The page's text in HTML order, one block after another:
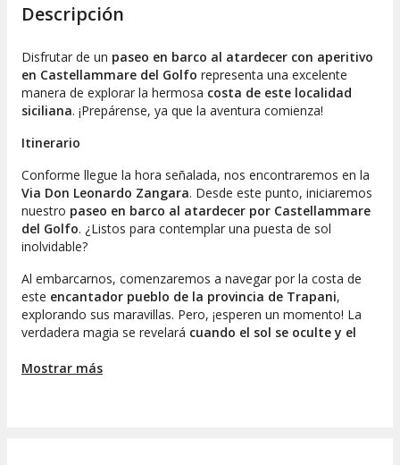
Descripción
Disfrutar de un paseo en barco al atardecer con aperitivo
en Castellammare del Golfo representa una excelente
manera de explorar la hermosa costa de este localidad
siciliana. ¡Prepárense, ya que la aventura comienza!
Itinerario
Conforme llegue la hora señalada, nos encontraremos en la
Via Don Leonardo Zangara. Desde este punto, iniciaremos
nuestro paseo en barco al atardecer por Castellammare
del Golfo. ¿Listos para contemplar una puesta de sol
inolvidable?
Al embarcarnos, comenzaremos a navegar por la costa de
este encantador pueblo de la provincia de Trapani,
explorando sus maravillas. Pero, ¡esperen un momento! La
verdadera magia se revelará cuando el sol se oculte y el
un espectáculo natural.
Mostrar más